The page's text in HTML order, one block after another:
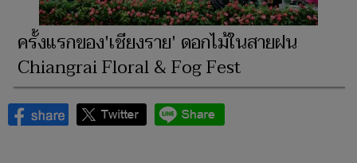
ครั้งแรกของ'เชียงราย' ดอกไม้ในสายฝน
Chiangrai Floral & Fog Fest